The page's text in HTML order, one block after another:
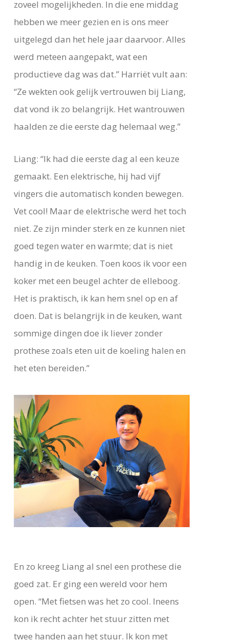
zoveel mogelijkheden. In die ene middag
hebben we meer gezien en is ons meer
uitgelegd dan het hele jaar daarvoor. Alles
werd meteen aangepakt, wat een
productieve dag was dat.” Harriët vult aan:
“Ze wekten ook gelijk vertrouwen bij Liang,
dat vond ik zo belangrijk. Het wantrouwen
haalden ze die eerste dag helemaal weg.”
Liang: “Ik had die eerste dag al een keuze
gemaakt. Een elektrische, hij had vijf
vingers die automatisch konden bewegen.
Vet cool! Maar de elektrische werd het toch
niet. Ze zijn minder sterk en ze kunnen niet
goed tegen water en warmte; dat is niet
handig in de keuken. Toen koos ik voor een
koker met een beugel achter de elleboog.
Het is praktisch, ik kan hem snel op en af
doen. Dat is belangrijk in de keuken, want
sommige dingen doe ik liever zonder
prothese zoals eten uit de koeling halen en
het eten bereiden.”
En zo kreeg Liang al snel een prothese die
goed zat. Er ging een wereld voor hem
open. “Met fietsen was het zo cool. Ineens
kon ik recht achter het stuur zitten met
twee handen aan het stuur. Ik kon met